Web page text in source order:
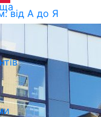
від А до Я